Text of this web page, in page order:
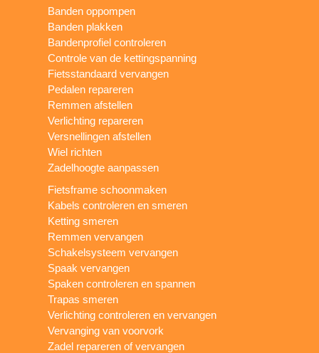
Banden oppompen
Banden plakken
Bandenprofiel controleren
Controle van de kettingspanning
Fietsstandaard vervangen
Pedalen repareren
Remmen afstellen
Verlichting repareren
Versnellingen afstellen
Wiel richten
Zadelhoogte aanpassen
Fietsframe schoonmaken
Kabels controleren en smeren
Ketting smeren
Remmen vervangen
Schakelsysteem vervangen
Spaak vervangen
Spaken controleren en spannen
Trapas smeren
Verlichting controleren en vervangen
Vervanging van voorvork
Zadel repareren of vervangen